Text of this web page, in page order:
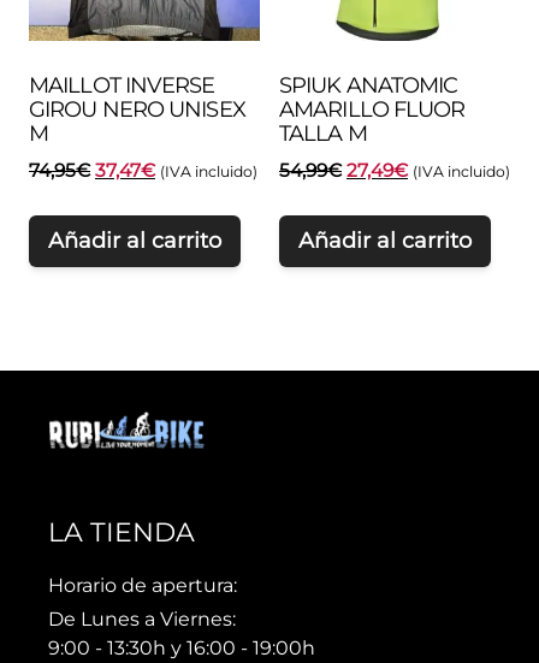
MAILLOT INVERSE
GIROU NERO UNISEX
M
74,95€ El
original
era:
37,47€El
es:
(IVA incluido)
Añadir al carrito
SPIUK ANATOMIC
AMARILLO FLUOR
TALLA M
54,99€ El
original
era:
27,49€El
es:
(IVA incluido)
Añadir al carrito
LA TIENDA
Horario de apertura:
De Lunes a Viernes:
9:00 - 13:30h y 16:00 - 19:00h